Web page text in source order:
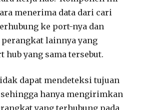
menerima data dari cari
ke port-nya dan
lainnya yang
hub yang sama tersebut.
dapat mendeteksi tujuan
hanya mengirimkan
yang terhubung pada